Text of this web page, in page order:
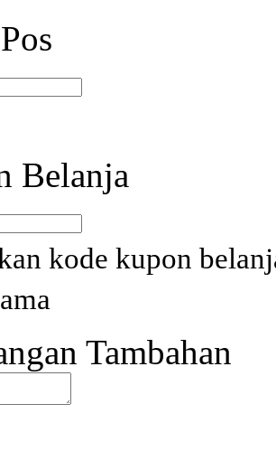
Belanja
kode kupon
Tambahan